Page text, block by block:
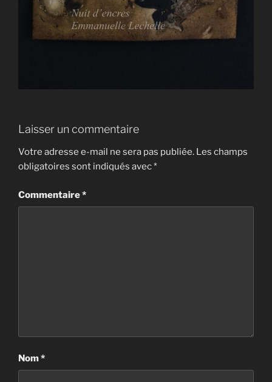
Laisser un commentaire
Votre adresse e-mail ne sera pas publiée. Les champs
obligatoires sont indiqués avec*
Commentaire*
Nom*